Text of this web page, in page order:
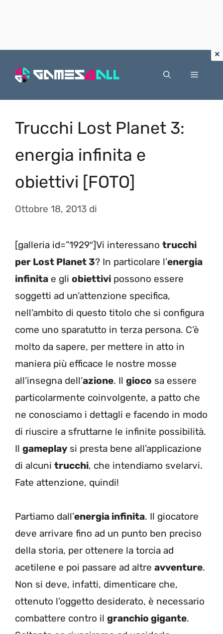
Menu
Trucchi Lost Planet 3:
energia infinita e
obiettivi [FOTO]
Ottobre 18, 2013 di
[galleria id=”1929″]Vi interessano trucchi
per Lost Planet 3? In particolare l’energia
infinita e gli obiettivi possono essere
soggetti ad un’attenzione specifica,
nell’ambito di questo titolo che si configura
come uno sparatutto in terza persona. C’è
molto da sapere, per mettere in atto in
maniera più efficace le nostre mosse
all’insegna dell’azione. Il gioco sa essere
particolarmente coinvolgente, a patto che
ne conosciamo i dettagli e facendo in modo
di riuscire a sfruttarne le infinite possibilità.
Il gameplay si presta bene all’applicazione
di alcuni trucchi, che intendiamo svelarvi.
Fate attenzione, quindi!
Partiamo dall’energia infinita. Il giocatore
deve arrivare fino ad un punto ben preciso
della storia, per ottenere la torcia ad
acetilene e poi passare ad altre avventure.
Non si deve, infatti, dimenticare che,
ottenuto l’oggetto desiderato, è necessario
combattere contro il granchio gigante.